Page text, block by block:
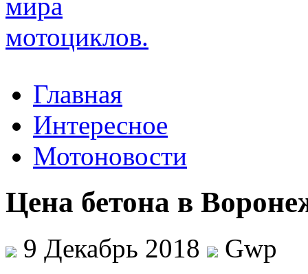
Главная
Интересное
Мотоновости
Цена бетона в
9 Декабрь 2018
Gwp